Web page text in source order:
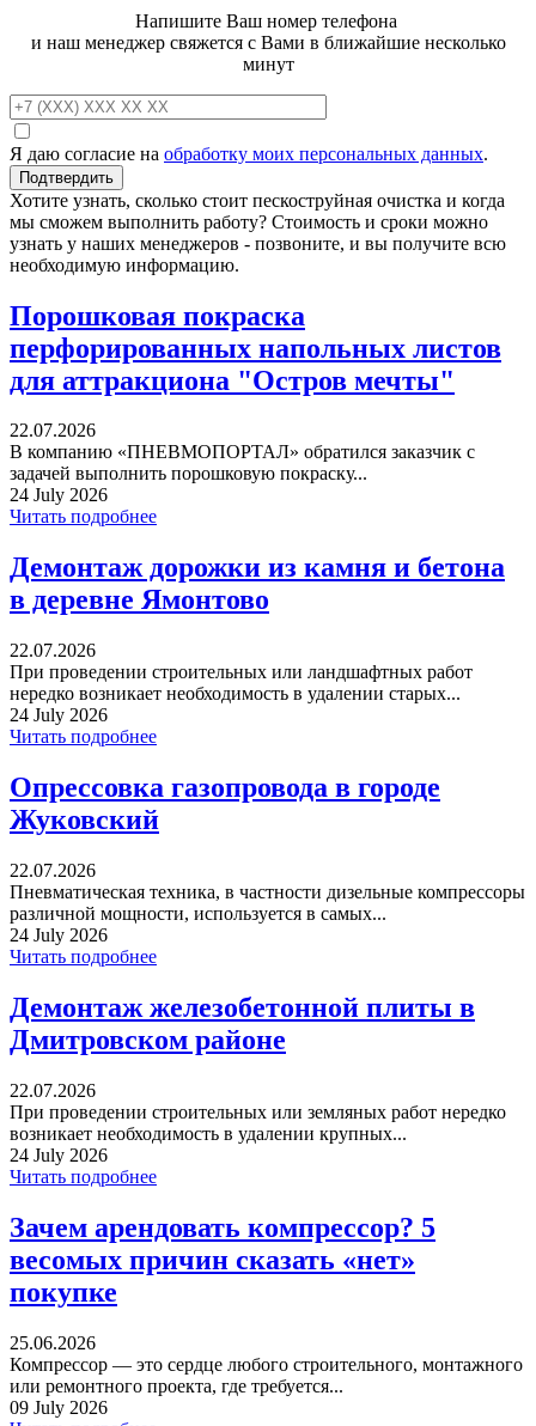
Напишите Ваш номер телефона
и наш менеджер свяжется с Вами в ближайшие несколько
минут
Я даю согласие на обработку моих персональных данных.
Хотите узнать, сколько стоит пескоструйная очистка и когда
мы сможем выполнить работу? Стоимость и сроки можно
узнать у наших менеджеров - позвоните, и вы получите всю
необходимую информацию.
Порошковая покраска
перфорированных напольных листов
для аттракциона "Остров мечты"
22.07.2026
В компанию «ПНЕВМОПОРТАЛ» обратился заказчик с
задачей выполнить порошковую покраску...
24 July 2026
Читать подробнее
Демонтаж дорожки из камня и бетона
в деревне Ямонтово
22.07.2026
При проведении строительных или ландшафтных работ
нередко возникает необходимость в удалении старых...
24 July 2026
Читать подробнее
Опрессовка газопровода в городе
Жуковский
22.07.2026
Пневматическая техника, в частности дизельные компрессоры
различной мощности, используется в самых...
24 July 2026
Читать подробнее
Демонтаж железобетонной плиты в
Дмитровском районе
22.07.2026
При проведении строительных или земляных работ нередко
возникает необходимость в удалении крупных...
24 July 2026
Читать подробнее
Зачем арендовать компрессор? 5
весомых причин сказать «нет»
покупке
25.06.2026
Компрессор — это сердце любого строительного, монтажного
или ремонтного проекта, где требуется...
09 July 2026